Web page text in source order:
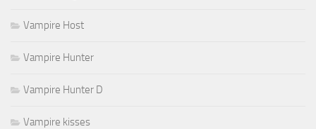
Vampire Host
Vampire Hunter
Vampire Hunter D
Vampire kisses